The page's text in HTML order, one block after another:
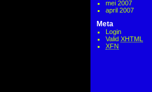
mei 2007
april 2007
Meta
Login
Valid XHTML
XFN